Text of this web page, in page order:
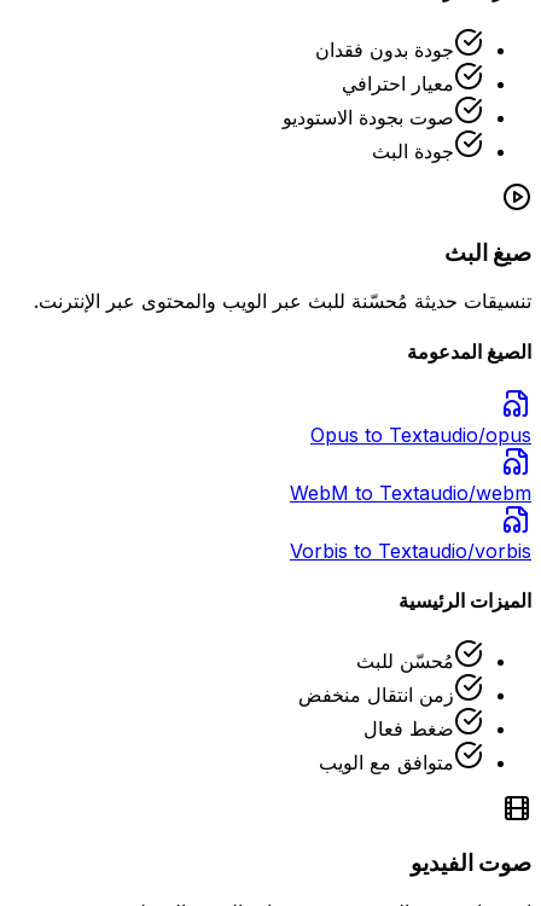
جودة بدون فقدان
معيار احترافي
صوت بجودة الاستوديو
جودة البث
صيغ البث
تنسيقات حديثة مُحسّنة للبث عبر الويب والمحتوى عبر الإنترنت.
الصيغ المدعومة
Opus to Textaudio/opus
WebM to Textaudio/webm
Vorbis to Textaudio/vorbis
الميزات الرئيسية
مُحسّن للبث
زمن انتقال منخفض
ضغط فعال
متوافق مع الويب
صوت الفيديو